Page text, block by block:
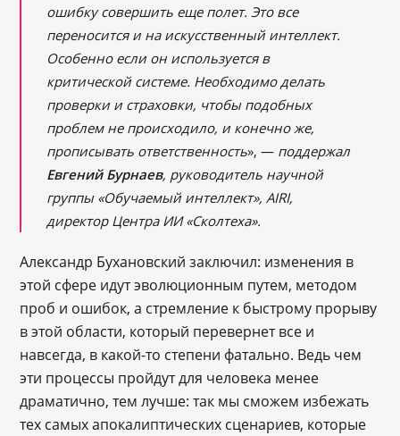
ошибку совершить еще полет. Это все
переносится и на искусственный интеллект.
Особенно если он используется в
критической системе. Необходимо делать
проверки и страховки, чтобы подобных
проблем не происходило, и конечно же,
прописывать ответственность», — поддержал
Евгений Бурнаев, руководитель научной
группы «Обучаемый интеллект», AIRI,
директор Центра ИИ «Сколтеха».
Александр Бухановский заключил: изменения в
этой сфере идут эволюционным путем, методом
проб и ошибок, а стремление к быстрому прорыву
в этой области, который перевернет все и
навсегда, в какой-то степени фатально. Ведь чем
эти процессы пройдут для человека менее
драматично, тем лучше: так мы сможем избежать
тех самых апокалиптических сценариев, которые